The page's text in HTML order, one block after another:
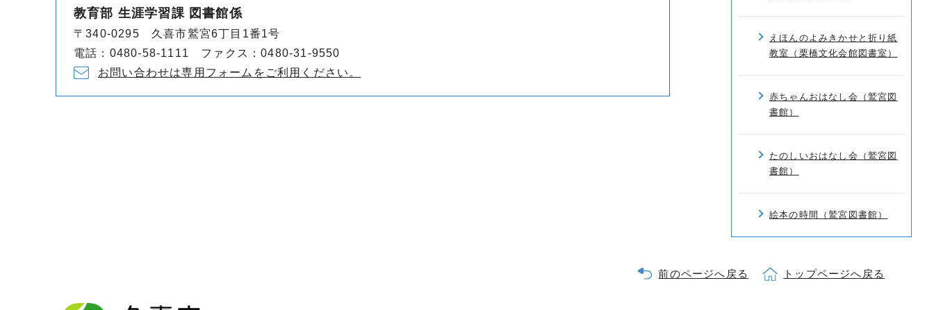
教育部 生涯学習課 図書館係
〒340-0295 久喜市鷲宮6丁目1番1号
電話：0480-58-1111 ファクス：0480-31-9550
お問い合わせは専用フォームをご利用ください。
えほんのよみきかせと折り紙
教室（栗橋文化会館図書室）
赤ちゃんおはなし会（鷲宮図
書館）
たのしいおはなし会（鷲宮図
書館）
絵本の時間（鷲宮図書館）
前のページへ戻る トップページへ戻る